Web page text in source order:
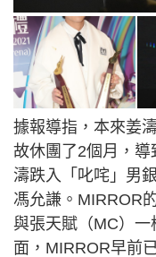
據報導指，本來姜
故休團了2個月，
濤跌入「叱咤」男
馮允謙。MIRROR
與張天賦（MC）
面，MIRROR早前